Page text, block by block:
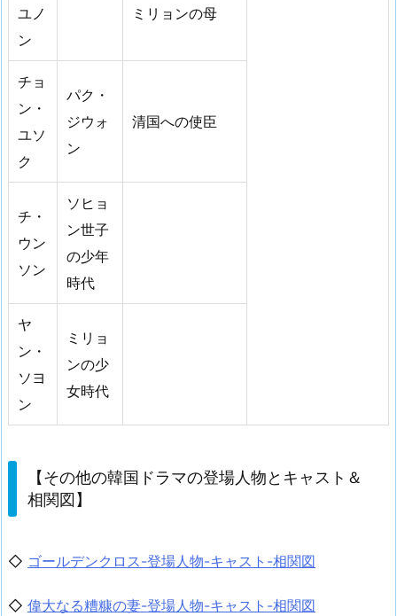
ユノ
ン
ミリョンの母
チョ
ン・
ユソ
ク
パク・
ジウォ
ン
清国への使臣
チ・
ウン
ソン
ソヒョ
ン世子
の少年
時代
ヤ
ン・
ソヨ
ン
ミリョ
ンの少
女時代
【その他の韓国ドラマの登場人物とキャスト＆
相関図】
◇ ゴールデンクロス-登場人物-キャスト-相関図
◇ 偉大なる糟糠の妻-登場人物-キャスト-相関図